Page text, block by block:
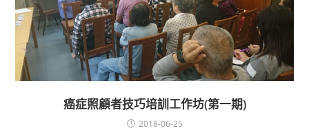
癌症照顧者技巧培訓工作坊(第一期)
2018-06-25